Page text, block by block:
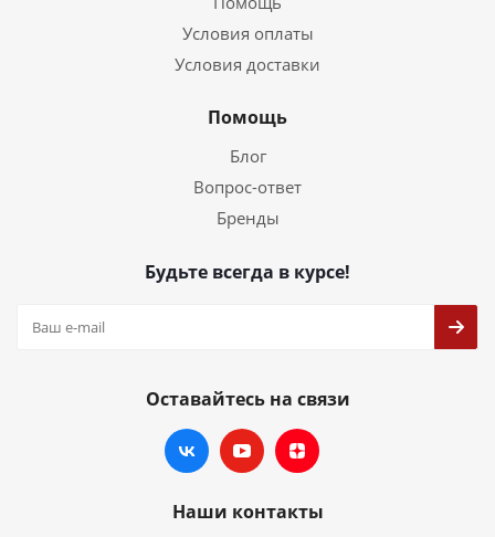
Условия оплаты
Условия доставки
Помощь
Блог
Вопрос-ответ
Бренды
Будьте всегда в курсе!
Оставайтесь на связи
Наши контакты